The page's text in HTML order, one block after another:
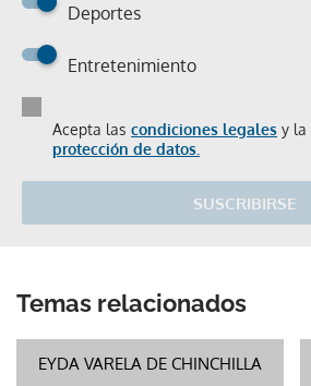
Deportes
Entretenimiento
Acepta las condiciones legales y la
protección de datos.
SUSCRIBIRSE
Temas relacionados
EYDA VARELA DE CHINCHILLA